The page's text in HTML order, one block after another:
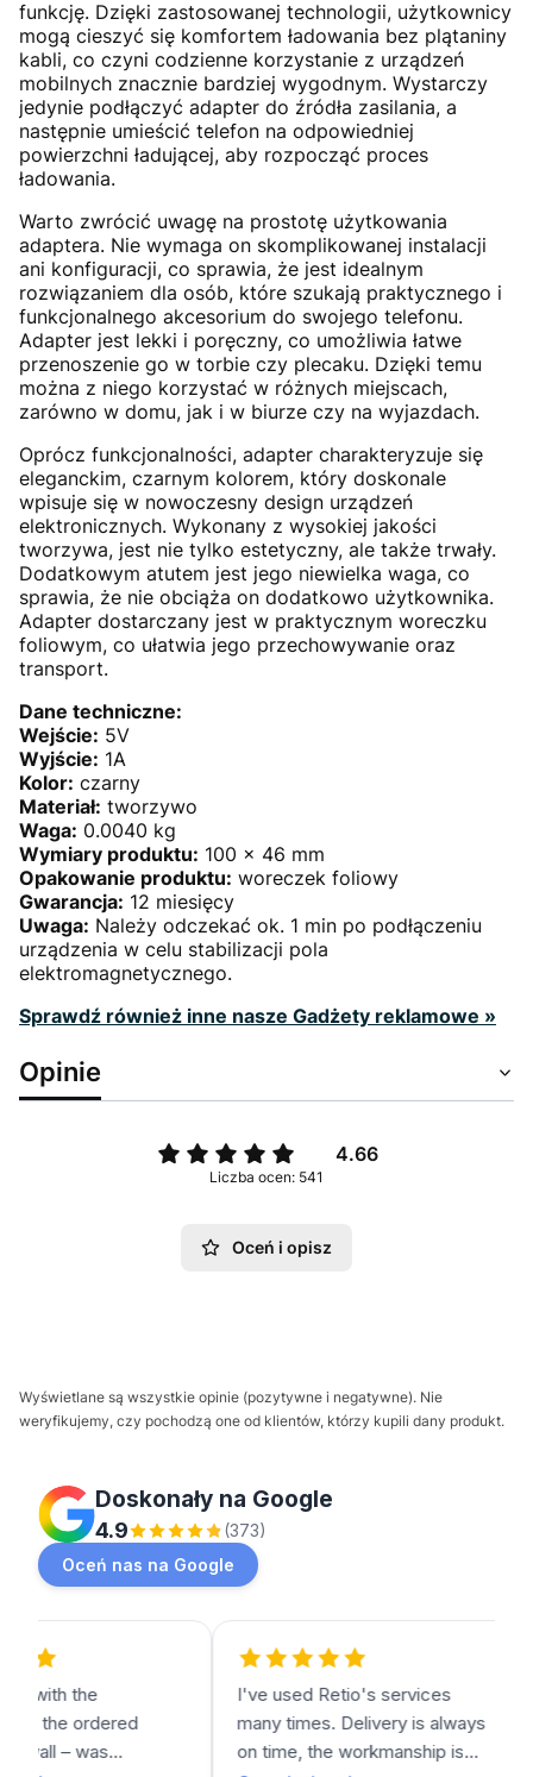
funkcję. Dzięki zastosowanej technologii, użytkownicy
mogą cieszyć się komfortem ładowania bez plątaniny
kabli, co czyni codzienne korzystanie z urządzeń
mobilnych znacznie bardziej wygodnym. Wystarczy
jedynie podłączyć adapter do źródła zasilania, a
następnie umieścić telefon na odpowiedniej
powierzchni ładującej, aby rozpocząć proces
ładowania.
Warto zwrócić uwagę na prostotę użytkowania
adaptera. Nie wymaga on skomplikowanej instalacji
ani konfiguracji, co sprawia, że jest idealnym
rozwiązaniem dla osób, które szukają praktycznego i
funkcjonalnego akcesorium do swojego telefonu.
Adapter jest lekki i poręczny, co umożliwia łatwe
przenoszenie go w torbie czy plecaku. Dzięki temu
można z niego korzystać w różnych miejscach,
zarówno w domu, jak i w biurze czy na wyjazdach.
Oprócz funkcjonalności, adapter charakteryzuje się
eleganckim, czarnym kolorem, który doskonale
wpisuje się w nowoczesny design urządzeń
elektronicznych. Wykonany z wysokiej jakości
tworzywa, jest nie tylko estetyczny, ale także trwały.
Dodatkowym atutem jest jego niewielka waga, co
sprawia, że nie obciąża on dodatkowo użytkownika.
Adapter dostarczany jest w praktycznym woreczku
foliowym, co ułatwia jego przechowywanie oraz
transport.
Dane techniczne:
Wejście: 5V
Wyjście: 1A
Kolor: czarny
Materiał: tworzywo
Waga: 0.0040 kg
Wymiary produktu: 100 x 46 mm
Opakowanie produktu: woreczek foliowy
Gwarancja: 12 miesięcy
Uwaga: Należy odczekać ok. 1 min po podłączeniu
urządzenia w celu stabilizacji pola
elektromagnetycznego.
Sprawdź również inne nasze Gadżety reklamowe »
Opinie
4.66
Liczba ocen: 541
Oceń i opisz
Wyświetlane są wszystkie opinie (pozytywne i negatywne). Nie
weryfikujemy, czy pochodzą one od klientów, którzy kupili dany produkt.